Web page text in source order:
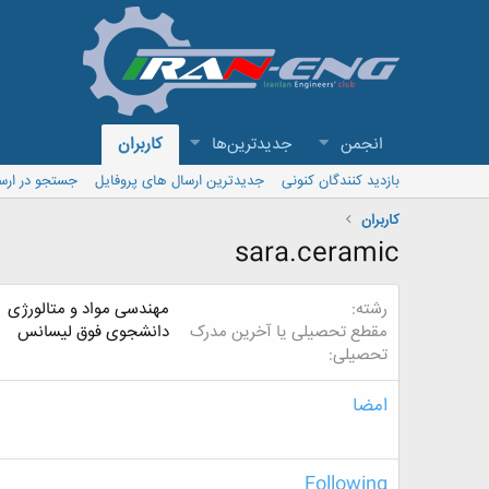
انجمن جدیدترین‌ها کاربران
بازدید کنندگان کنونی جدیدترین ارسال های پروفایل
جستجو در
کاربران
sara.ceramic
رشته
مهندسی مواد و متالورژی
مقطع تحصیلی یا آخرین مدرک
تحصیلی
دانشجوی فوق لیسانس
امضا